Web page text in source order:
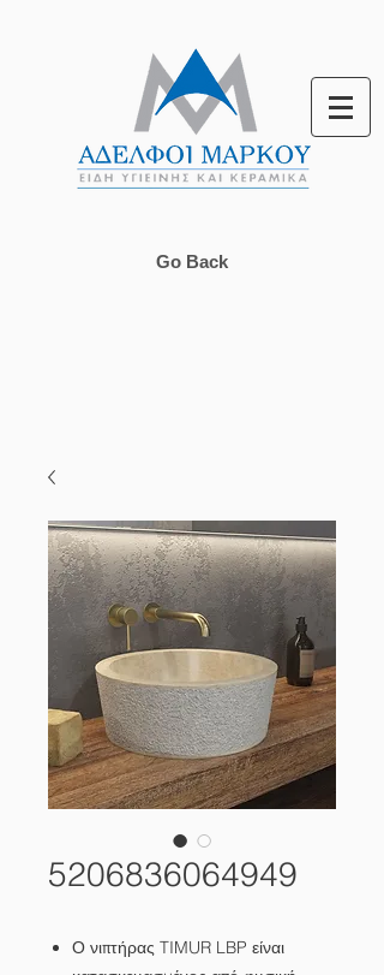
Go Back
5206836064949
Ο νιπτήρας TIMUR LBP είναι